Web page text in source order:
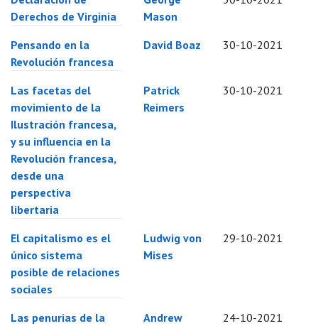
Derechos de Virginia
Mason
Pensando en la
Revolución francesa
David Boaz 30-10-2021
Las facetas del
movimiento de la
Ilustración francesa,
y su influencia en la
Revolución francesa,
desde una
perspectiva
libertaria
Patrick
Reimers
30-10-2021
El capitalismo es el
único sistema
posible de relaciones
sociales
Ludwig von
Mises
29-10-2021
Las penurias de la
Andrew
24-10-2021